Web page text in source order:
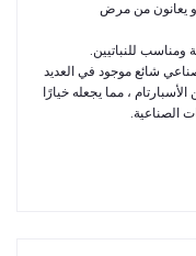
يعانون من مرض
ومناسب للنباتيين.
شائع موجود في العديد
، مما يجعله خيارًا
الصناعية.